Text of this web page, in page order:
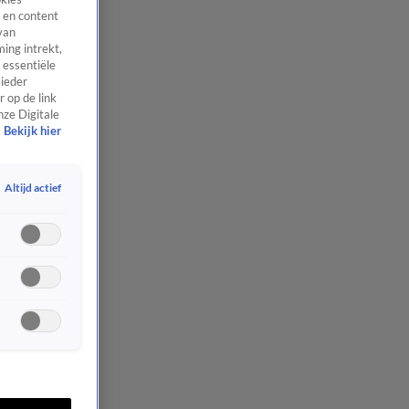
en content
intrekt,
op de link
Digitale
Bekijk hier
Altijd actief